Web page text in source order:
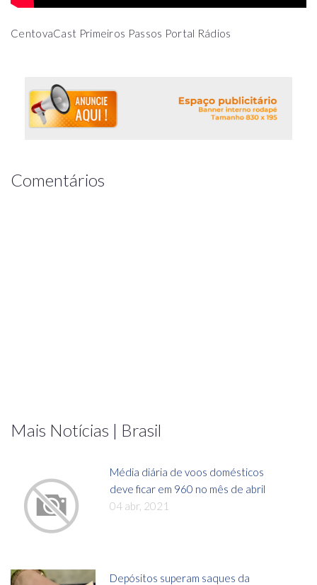
CentovaCast Primeiros Passos Portal Rádios
Comentários
Mais Notícias | Brasil
Média diária de voos domésticos
deve ficar em 960 no mês de abril
04 abr, 2021
Depósitos superam saques da